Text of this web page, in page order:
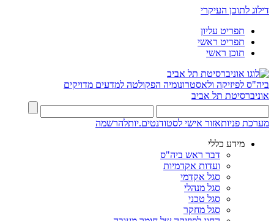
דילוג לתוכן העיקרי
תפריט עליון
תפריט ראשי
תוכן ראשי
ביה"ס לפיזיקה ולאסטרונומיה הפקולטה למדעים מדויקים
אוניברסיטת תל אביב
מערכת פניותאזור אישי לסטודנטים.יותלהרשמה
מידע כללי
דבר ראש ביה"ס
ועדות אקדמיות
סגל אקדמי
סגל מנהלי
סגל טכני
סגל מחקר